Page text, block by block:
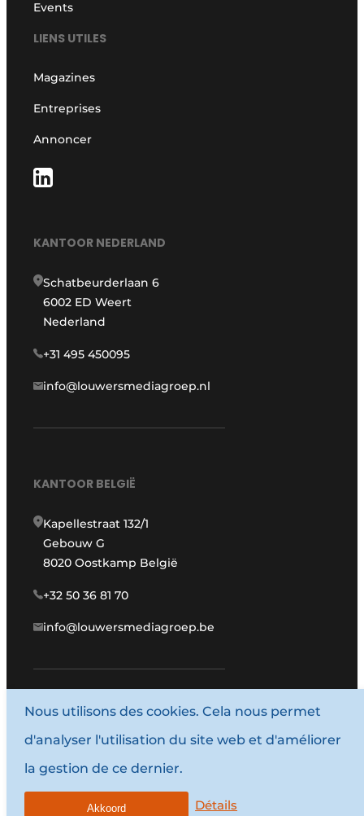
Events
LIENS UTILES
Magazines
Entreprises
Annoncer
KANTOOR NEDERLAND
Schatbeurderlaan 6
6002 ED Weert
Nederland
+31 495 450095
info@louwersmediagroep.nl
KANTOOR BELGIË
Kapellestraat 132/1
Gebouw G
8020 Oostkamp België
+32 50 36 81 70
info@louwersmediagroep.be
www.louwersmediagroep.com
© 1987 - 2026 Louwersmediagroep.
Termes et conditions
Nous utilisons des cookies. Cela nous permet
d'analyser l'utilisation du site web et d'améliorer
la gestion de ce dernier.
Détails
Akkoord